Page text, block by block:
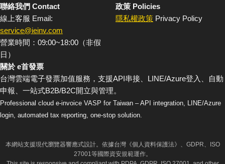
聯絡我們 Contact
線上客服 Email:
service@ieinv.com
營業時間：09:00~18:00（非假
日）
政策 Policies
隱私權政策 Privacy Policy
關於 e首發票
台灣雲端電子發票加值服務，支援API串接、LINE/Azure登入、自動
申報、一站式B2B/B2C開立與管理。
Professional cloud e-invoice VASP for Taiwan – API integration, LINE/Azure
login, automated tax reporting, one-stop solution.
本網站支援現代瀏覽器響應式設計。依據台灣《個人資料保護法》、GDPR、ISO
27001等國際資安規範運作。